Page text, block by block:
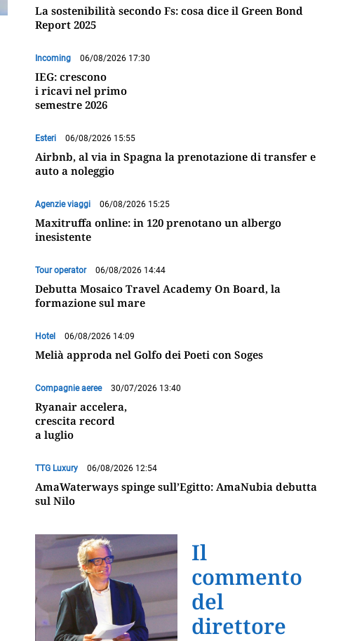
La sostenibilità secondo Fs: cosa dice il Green Bond
Report 2025
Incoming 06/08/2026 17:30
IEG: crescono
i ricavi nel primo
semestre 2026
Esteri 06/08/2026 15:55
Airbnb, al via in Spagna la prenotazione di transfer e
auto a noleggio
Agenzie viaggi 06/08/2026 15:25
Maxitruffa online: in 120 prenotano un albergo
inesistente
Tour operator 06/08/2026 14:44
Debutta Mosaico Travel Academy On Board, la
formazione sul mare
Hotel 06/08/2026 14:09
Melià approda nel Golfo dei Poeti con Soges
Compagnie aeree 30/07/2026 13:40
Ryanair accelera,
crescita record
a luglio
TTG Luxury 06/08/2026 12:54
AmaWaterways spinge sull’Egitto: AmaNubia debutta
sul Nilo
Il
commento
del
direttore